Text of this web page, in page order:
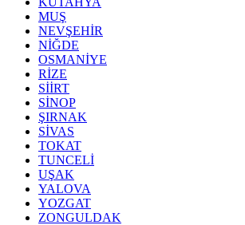
MUŞ
NEVŞEHİR
NİĞDE
OSMANİYE
RİZE
SİİRT
SİNOP
ŞIRNAK
SİVAS
TOKAT
TUNCELİ
UŞAK
YALOVA
YOZGAT
ZONGULDAK